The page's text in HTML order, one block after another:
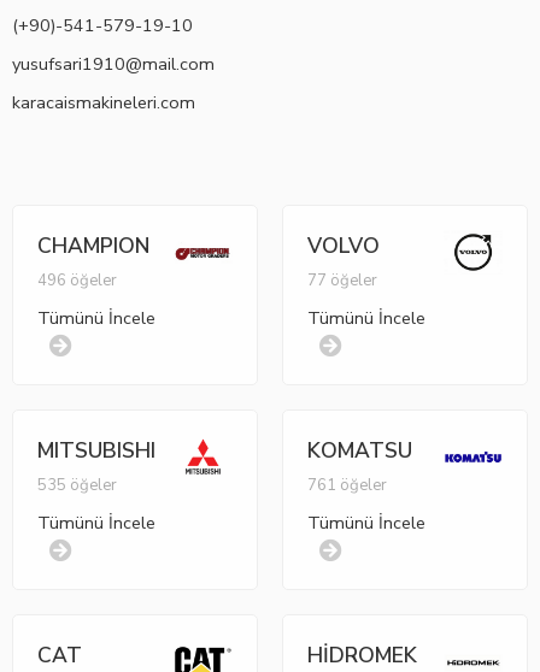
(+90)-541-579-19-10
yusufsari1910@mail.com
karacaismakineleri.com
CHAMPION
496 öğeler
Tümünü İncele
VOLVO
77 öğeler
Tümünü İncele
MITSUBISHI
535 öğeler
Tümünü İncele
KOMATSU
761 öğeler
Tümünü İncele
CAT HİDROMEK